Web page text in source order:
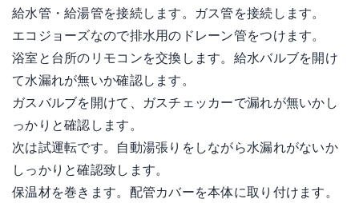
給水管・給湯管を接続します。ガス管を接続します。
エコジョーズなので排水用のドレーン管をつけます。
浴室と台所のリモコンを交換します。給水バルブを開け
て水漏れが無いか確認します。
ガスバルブを開けて、ガスチェッカーで漏れが無いかし
っかりと確認します。
次は試運転です。自動湯張りをしながら水漏れがないか
しっかりと確認致します。
保温材を巻きます。配管カバーを本体に取り付けます。